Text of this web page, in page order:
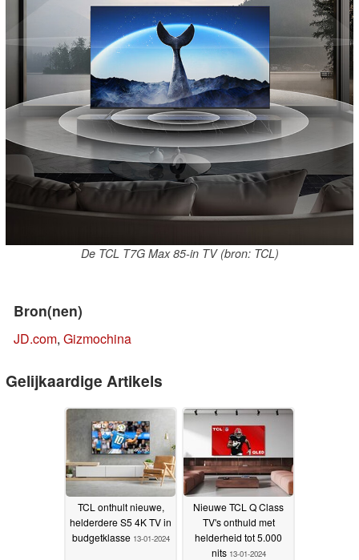
De TCL T7G Max 85-in TV (bron: TCL)
Bron(nen)
JD.com, Gizmochina
Gelijkaardige Artikels
TCL onthult nieuwe,
helderdere S5 4K TV in
budgetklasse 13-01-2024
Nieuwe TCL Q Class
TV's onthuld met
helderheid tot 5.000
nits 13-01-2024